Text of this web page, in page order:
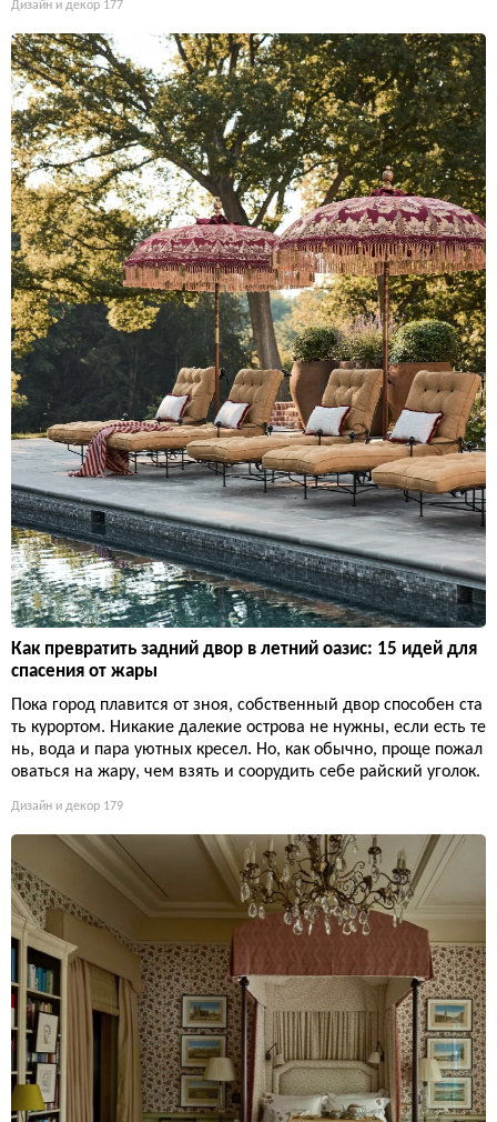
Дизайн и декор 177
Как превратить задний двор в летний оазис: 15 идей для
спасения от жары
Пока город плавится от зноя, собственный двор способен ста
ть курортом. Никакие далекие острова не нужны, если есть те
нь, вода и пара уютных кресел. Но, как обычно, проще пожал
оваться на жару, чем взять и соорудить себе райский уголок.
Дизайн и декор 179